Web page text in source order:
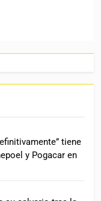
tiene
y Pogacar en